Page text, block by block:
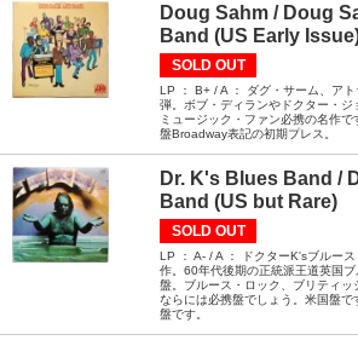
Doug Sahm / Doug
Band (US Early
SOLD OUT
LP ： B+ / A ： ダグ・サーム、アト
弾。ボブ・ディランやドクター・ジ
ミュージック・ファン必携の名作
盤Broadway表記の初期プレス。
Dr. K's Blues Band /
Band (US but Rare)
SOLD OUT
LP ： A- / A ： ドクターK'sブルー
作。60年代後期の正統派王道英国
盤。ブルース・ロック、ブリティッ
ならには必携盤でしょう。米国盤で
盤です。